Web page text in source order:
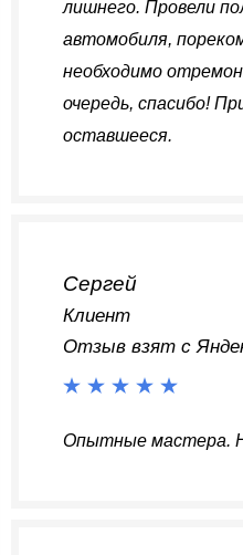
лишнего. Провели
автомобиля,
необходимо
очередь, спасибо!
оставшееся.
Сергей
Клиент
Отзыв взят с
Опытные мастера.